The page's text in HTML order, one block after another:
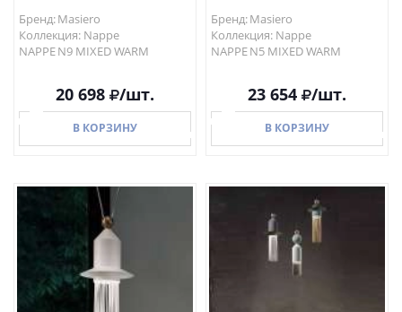
Бренд: Masiero
Коллекция: Nappe
NAPPE N9 MIXED WARM
20 698 /шт.
В КОРЗИНУ
В КОРЗИНУ
Бренд: Masiero
Коллекция: Nappe
NAPPE N5 MIXED WARM
23 654 /шт.
В КОРЗИНУ
В КОРЗИНУ